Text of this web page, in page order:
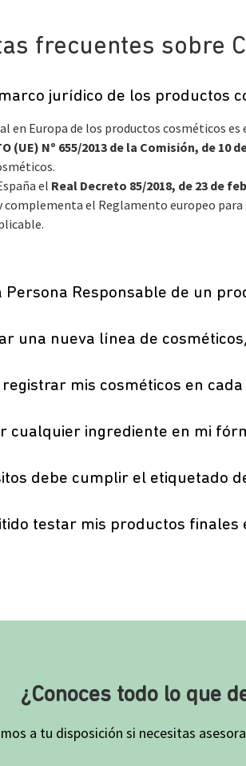
frecuentes sobre
jurídico de los productos
en Europa de los productos cosméticos es
(UE) Nº 655/2013 de la Comisión, de 10
el Real Decreto 85/2018, de 23 de
complementa el Reglamento europeo
Persona Responsable de un
una nueva línea de
registrar mis cosméticos en
cualquier ingrediente en mi
debe cumplir el etiquetado
testar mis productos finales
¿Conoces todo lo que
a tu disposición si necesitas